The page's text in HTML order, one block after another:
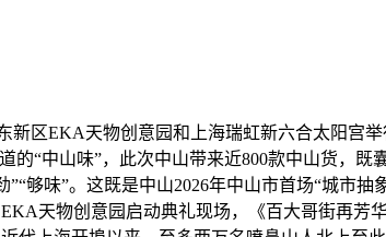
区EKA天物创意园和上海瑞虹新六合太阳宫举
“中山味”，此次中山带来近800款中山货，
够味”。这既是中山2026年中山市首场“城市
天物创意园启动典礼现场，《百大哥街再